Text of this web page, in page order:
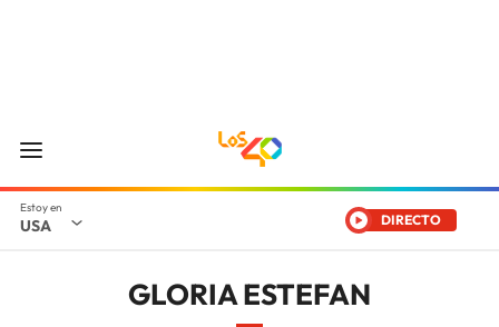
USA DIRECTO
GLORIA ESTEFAN